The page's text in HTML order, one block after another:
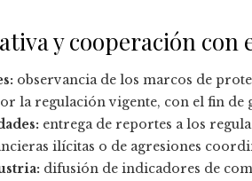
y cooperación con
observancia de los marcos de
la regulación vigente, con el fin
entrega de reportes a los
ilícitas o de agresiones
difusión de indicadores de